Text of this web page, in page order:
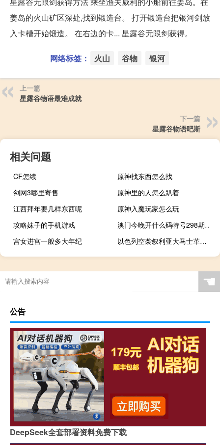
姜岛的火山矿区深处,找到锻造台。 打开锻造台把银河剑放
入卡槽开始锻造。 在右边的卡... 星露谷无限剑获得。
网络标签： 火山 谷物 银河
上一篇
星露谷物语最难成就
下一篇
星露谷物语吧斯
相关问题
CF怎续
原神找东西怎么找
剑网3哪里寄售
原神里的人怎么趴着
江西拜年要几样东西呢
原神入魔玩家怎么玩
攻略妹子的手机游戏
澳门今晚开什么码特号298期_良心企业，值得支持_V60.10.17
宫女进宫一般多大年纪
以色列空袭叙利亚大马士革国际机场以及阿勒颇机场
☚
公告
DeepSeek全套部署资料免费下载